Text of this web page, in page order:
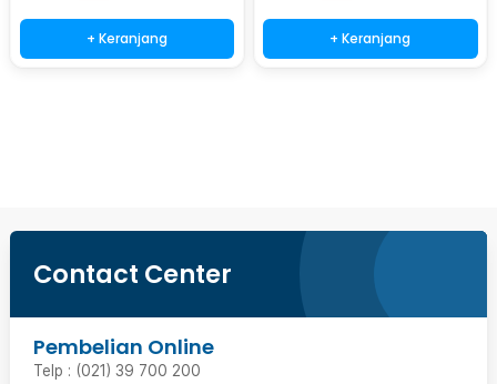
+ Keranjang + Keranjang
Contact Center
Pembelian Online
Telp : (021) 39 700 200